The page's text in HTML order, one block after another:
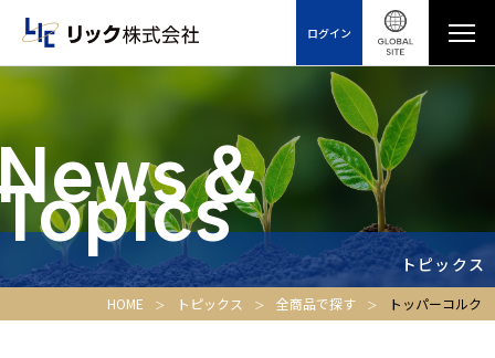
ログイン
＆
トピックス
HOME トピックス 全商品で探す トッパーコルク